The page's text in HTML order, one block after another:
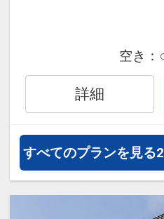
フライトは、
JALグループ）
ル50%貯まりま
通・体験プラン
約）が可能なプ
空き：
詳細
すべてのプランを見る